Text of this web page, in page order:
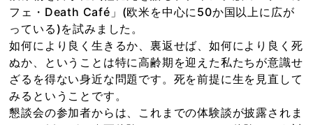
フェ・Death Café」(欧米を中心に50か国以上に広が
っている)を試みました。
如何により良く生きるか、裏返せば、如何により良く死
ぬか、ということは特に高齢期を迎えた私たちが意識せ
ざるを得ない身近な問題です。死を前提に生を見直して
みるということです。
懇談会の参加者からは、これまでの体験談が披露されま